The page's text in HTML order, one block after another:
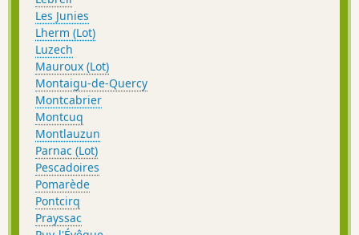
Les Junies
Lherm (Lot)
Luzech
Mauroux (Lot)
Montaigu-de-Quercy
Montcabrier
Montcuq
Montlauzun
Parnac (Lot)
Pescadoires
Pomarède
Pontcirq
Prayssac